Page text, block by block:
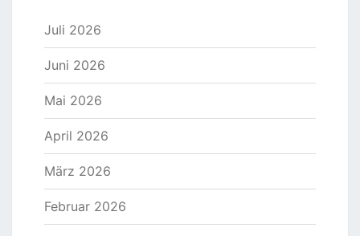
Juli 2026
Juni 2026
Mai 2026
April 2026
März 2026
Februar 2026